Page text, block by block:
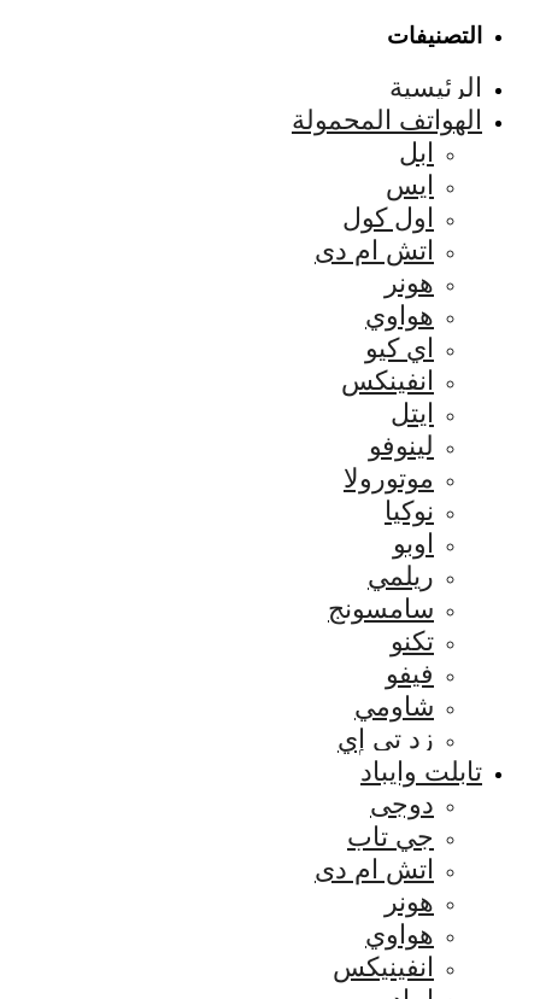
التصنيفات
الرئيسية
الهواتف المحمولة
ابل
ايس
اول كول
اتش ام دى
هونر
هواوي
اي كيو
انفينكس
ايتل
لينوفو
موتورولا
نوكيا
اوبو
ريلمي
سامسونج
تكنو
فيفو
شاومي
زد تي إي
تابلت وايباد
دوجى
جي تاب
اتش ام دى
هونر
هواوي
انفينيكس